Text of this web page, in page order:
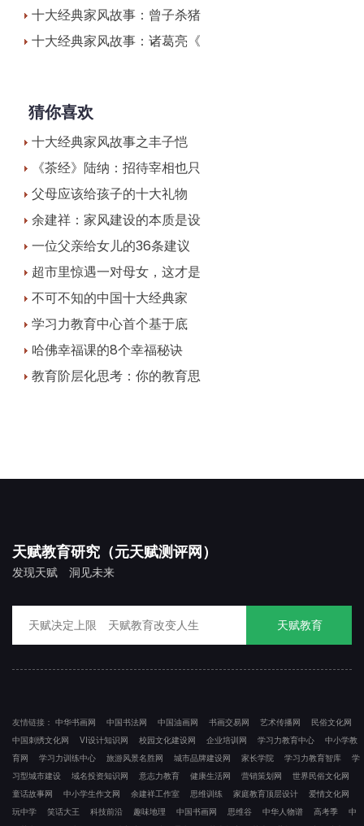
十大经典家风故事：曾子杀猪
十大经典家风故事：诸葛亮《
猜你喜欢
十大经典家风故事之丰子恺
《茶经》陆纳：招待宰相也只
父母应该给孩子的十大礼物
余建祥：家风建设的本质是设
一位父亲给女儿的36条建议
超市里惊遇一对母女，这才是
不可不知的中国十大经典家
学习力教育中心首个基于底
哈佛幸福课的8个幸福秘诀
教育阶层化思考：你的教育思
天赋教育研究（元天赋测评网）
发现天赋 洞见未来
天赋教育
友情链接： 中华书画网 中国书法网 中国油画网 书画交易网 艺术传播网
民俗文化网
中国刺绣文化网
VI设计知识网 校园文化建设网 企业培训网 学习力教育中心
中小学教
育网
学习力训练中心 旅游风景名胜网 城市品牌建设网 家长学院 学习力教育智库
学
习型城市建设
域名投资知识网 意志力教育 健康生活网 营销策划网
世界民俗文化网
童话故事网
中小学生作文网 余建祥工作室 思维训练 家庭教育顶层设计
爱情文化网
玩中学
笑话大王 科技前沿 趣味地理 中国书画网 思维谷 中华人物谱 高考季
中